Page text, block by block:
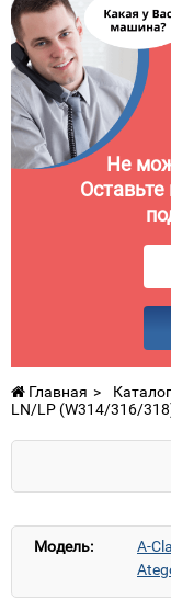
Не
Главная
LN/LP (W314/316/
Модель: A-